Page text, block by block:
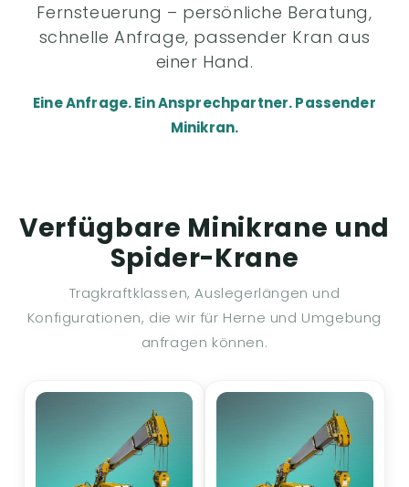
Fernsteuerung – persönliche Beratung,
schnelle Anfrage, passender Kran aus
einer Hand.
Eine Anfrage. Ein Ansprechpartner. Passender
Minikran.
Verfügbare Minikrane und
Spider-Krane
Tragkraftklassen, Auslegerlängen und
Konfigurationen, die wir für Herne und Umgebung
anfragen können.